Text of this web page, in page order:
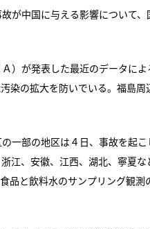
が中国に与える影響について
）が発表した最近のデータに
染の拡大を防いでいる。福島
一部の地区は４日、事故を起
江、安徽、江西、湖北、寧夏
品と飲料水のサンプリング観